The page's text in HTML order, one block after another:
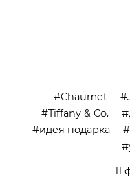
Chaumet
Tiffany & Co.
идея подарка
11